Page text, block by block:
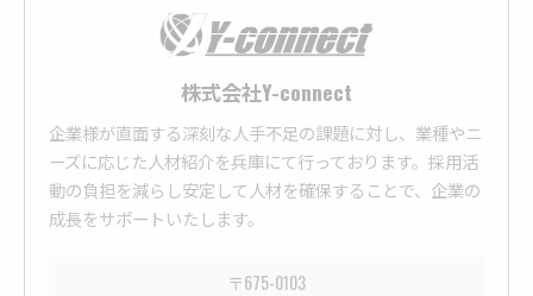
株式会社Y-connect
企業様が直面する深刻な人手不足の課題に対し、業種やニ
ーズに応じた人材紹介を兵庫にて行っております。採用活
動の負担を減らし安定して人材を確保することで、企業の
成長をサポートいたします。
〒675-0103